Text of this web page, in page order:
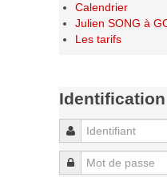
Calendrier
Julien SONG à
Les tarifs
Identification
Identifiant
Mot de passe